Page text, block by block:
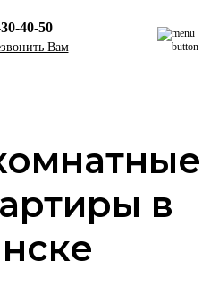
40-50
Вам
квартир
помещения
в